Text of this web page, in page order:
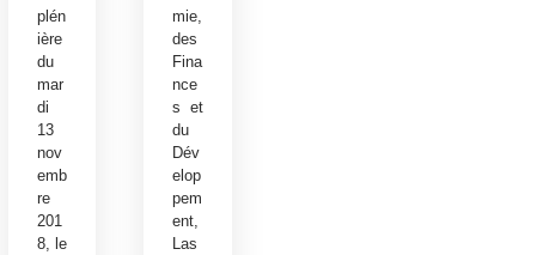
plén
ière
du
mar
di
13
nov
emb
re
201
8, le
mie,
des
Fina
nce
s et
du
Dév
elop
pem
ent,
Las